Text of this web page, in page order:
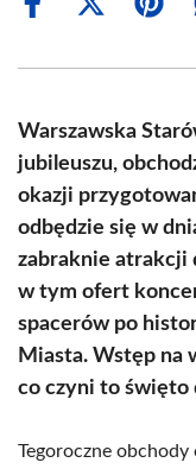
Share
Share
(Twitter)
Share
Warszawska
jubileuszu,
okazji
odbędzie się w
zabraknie atrakcji
w tym ofert
spacerów po
Miasta. Wstęp na
co czyni to święto
Tegoroczne obchody